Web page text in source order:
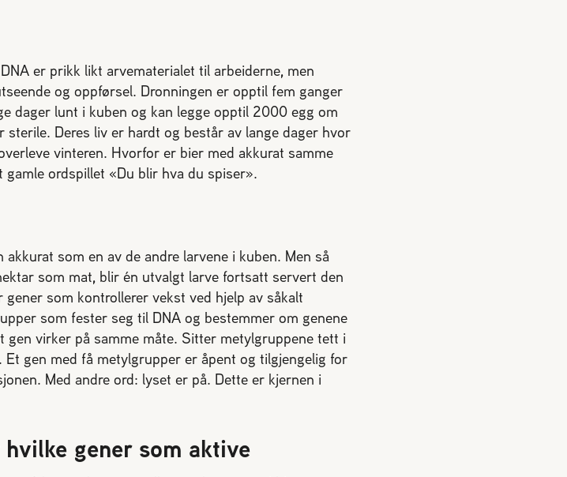
er prikk likt arvematerialet til arbeiderne, men
og oppførsel. Dronningen er opptil fem ganger
dager lunt i kuben og kan legge opptil 2000 egg om
Deres liv er hardt og består av lange dager hvor
vinteren. Hvorfor er bier med akkurat samme
ordspillet «Du blir hva du spiser».
som en av de andre larvene i kuben. Men så
som mat, blir én utvalgt larve fortsatt servert den
som kontrollerer vekst ved hjelp av såkalt
som fester seg til DNA og bestemmer om genene
virker på samme måte. Sitter metylgruppene tett i
gen med få metylgrupper er åpent og tilgjengelig for
Med andre ord: lyset er på. Dette er kjernen i
gener som aktive